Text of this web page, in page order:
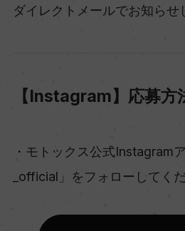
ダイレクトメールでお知らせ
【Instagram】応募方
・モトックス公式Instagram
_official」をフォローしてくだ